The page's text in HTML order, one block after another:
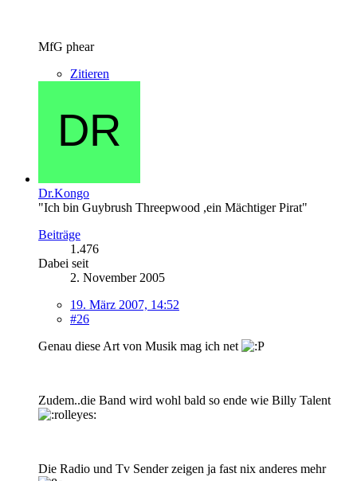
MfG phear
Zitieren
Dr.Kongo
"Ich bin Guybrush Threepwood ,ein Mächtiger Pirat"
Beiträge
1.476
Dabei seit
2. November 2005
19. März 2007, 14:52
#26
Genau diese Art von Musik mag ich net
Zudem..die Band wird wohl bald so ende wie Billy Talent
Die Radio und Tv Sender zeigen ja fast nix anderes mehr